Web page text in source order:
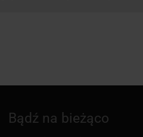
Bądź na bieżąco